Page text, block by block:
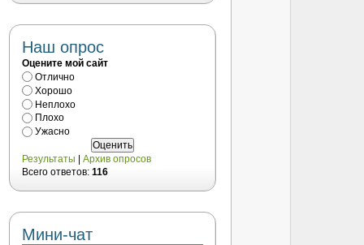
Наш опрос
Оцените мой сайт
Отлично
Хорошо
Неплохо
Плохо
Ужасно
Результаты
Архив опросов
Всего ответов: 116
Мини-чат